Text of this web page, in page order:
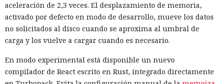
aceleración de 2,3 veces. El desplazamiento de memoria,
activado por defecto en modo de desarrollo, mueve los datos
no solicitados al disco cuando se aproxima al umbral de
carga y los vuelve a cargar cuando es necesario.
En modo experimental está disponible un nuevo
compilador de React escrito en Rust, integrado directamente